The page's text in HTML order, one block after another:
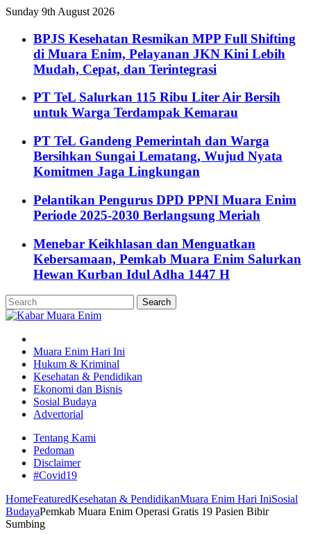
Sunday 9th August 2026
BPJS Kesehatan Resmikan MPP Full Shifting
di Muara Enim, Pelayanan JKN Kini Lebih
Mudah, Cepat, dan Terintegrasi
PT TeL Salurkan 115 Ribu Liter Air Bersih
untuk Warga Terdampak Kemarau
PT TeL Gandeng Pemerintah dan Warga
Bersihkan Sungai Lematang, Wujud Nyata
Komitmen Jaga Lingkungan
Pelantikan Pengurus DPD PPNI Muara Enim
Periode 2025-2030 Berlangsung Meriah
Menebar Keikhlasan dan Menguatkan
Kebersamaan, Pemkab Muara Enim Salurkan
Hewan Kurban Idul Adha 1447 H
Muara Enim Hari Ini
Hukum & Kriminal
Kesehatan & Pendidikan
Ekonomi dan Bisnis
Sosial Budaya
Advertorial
Tentang Kami
Pedoman
Disclaimer
#Covid19
HomeFeaturedKesehatan & PendidikanMuara Enim Hari IniSosial
BudayaPemkab Muara Enim Operasi Gratis 19 Pasien Bibir
Sumbing